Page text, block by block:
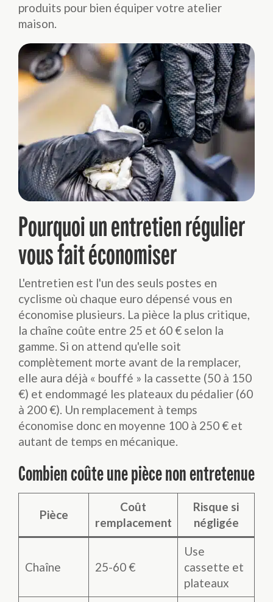
produits pour bien équiper votre atelier
maison.
Pourquoi un entretien régulier
vous fait économiser
L'entretien est l'un des seuls postes en
cyclisme où chaque euro dépensé vous en
économise plusieurs. La pièce la plus critique,
la chaîne coûte entre 25 et 60 € selon la
gamme. Si on attend qu'elle soit
complètement morte avant de la remplacer,
elle aura déjà « bouffé » la cassette (50 à 150
€) et endommagé les plateaux du pédalier (60
à 200 €). Un remplacement à temps
économise donc en moyenne 100 à 250 € et
autant de temps en mécanique.
Combien coûte une pièce non entretenue
Pièce
Coût
remplacement
Risque si
négligée
Chaîne 25-60 €
Use
cassette et
plateaux